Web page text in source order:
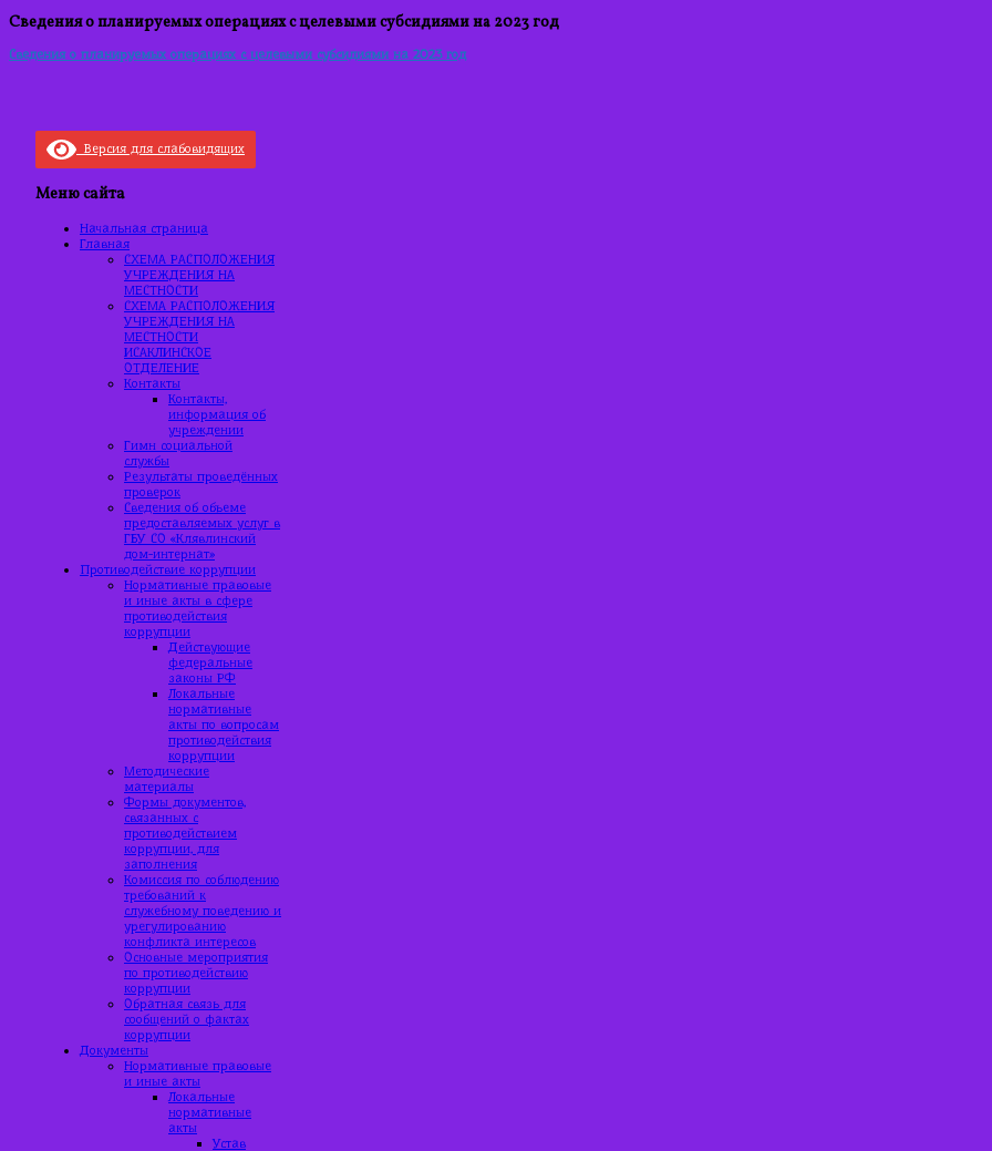
Сведения о планируемых операциях с целевыми субсидиями на 2023 год
Сведения о планируемых операциях с целевыми субсидиями на 2023 год
Версия для слабовидящих
Меню сайта
Начальная страница
Главная
СХЕМА РАСПОЛОЖЕНИЯ
УЧРЕЖДЕНИЯ НА
МЕСТНОСТИ
СХЕМА РАСПОЛОЖЕНИЯ
УЧРЕЖДЕНИЯ НА
МЕСТНОСТИ
ИСАКЛИНСКОЕ
ОТДЕЛЕНИЕ
Контакты
Контакты,
информация об
учреждении
Гимн социальной
службы
Результаты проведённых
проверок
Сведения об объеме
предоставляемых услуг в
ГБУ СО «Клявлинский
дом-интернат»
Противодействие коррупции
Нормативные правовые
и иные акты в сфере
противодействия
коррупции
Действующие
федеральные
законы РФ
Локальные
нормативные
акты по вопросам
противодействия
коррупции
Методические
материалы
Формы документов,
связанных с
противодействием
коррупции, для
заполнения
Комиссия по соблюдению
требований к
служебному поведению и
урегулированию
конфликта интересов
Основные мероприятия
по противодействию
коррупции
Обратная связь для
сообщений о фактах
коррупции
Документы
Нормативные правовые
и иные акты
Локальные
нормативные
акты
Устав